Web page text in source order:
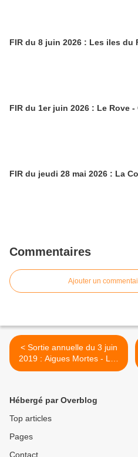
FIR du 8 juin 2026 : Les iles du
FIR du 1er juin 2026 : Le Rove -
FIR du jeudi 28 mai 2026 : La
Commentaires
Ajouter un
< Sortie annuelle du 3 juin
2019 : Aigues Mortes - Les
Salins
Hébergé par Overblog
Top articles
Pages
Contact